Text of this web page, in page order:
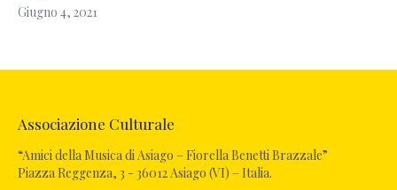
Giugno 4, 2021
Associazione Culturale
“Amici della Musica di Asiago – Fiorella Benetti Brazzale”
Piazza Reggenza, 3 - 36012 Asiago (VI) – Italia.